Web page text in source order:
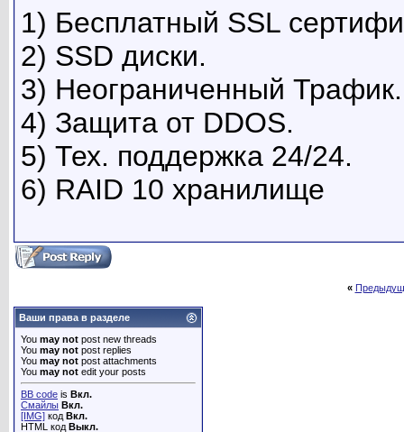
1) Бесплатный SSL
2) SSD диски.
3) Неограниченный Трафик.
4) Защита от DDOS.
5) Тех. поддержка 24/24.
6) RAID 10 хранилище
«
Ваши права в разделе
You may not post new threads
You may not post replies
You may not post attachments
You may not edit your posts
BB code is Вкл.
Смайлы Вкл.
[IMG] код Вкл.
HTML код Выкл.